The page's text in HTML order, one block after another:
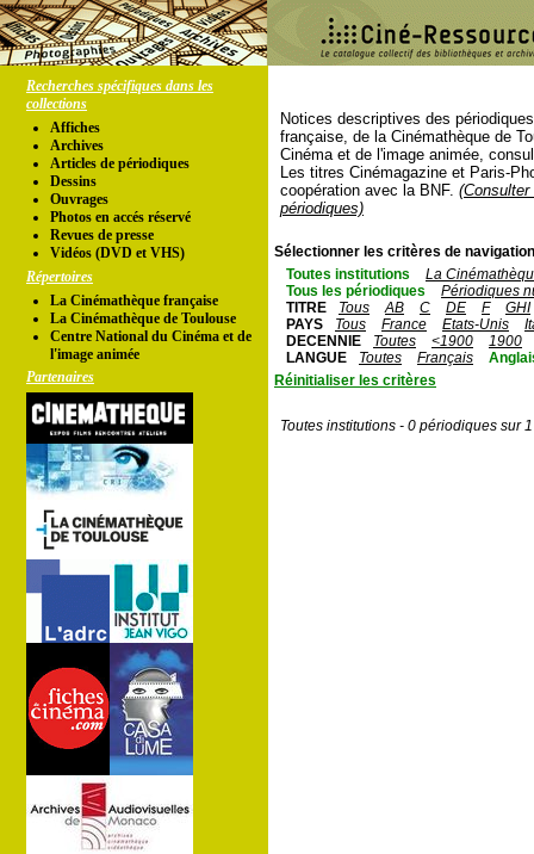
Recherches spécifiques dans les
collections
Affiches
Archives
Articles de périodiques
Dessins
Ouvrages
Photos en accés réservé
Revues de presse
Vidéos (DVD et VHS)
Répertoires
La Cinémathèque française
La Cinémathèque de Toulouse
Centre National du Cinéma et de
l'image animée
Partenaires
Notices descriptives des
française, de la Cinémathèque de
Cinéma et de l'image animée,
Les titres Cinémagazine et Paris-
coopération avec la BNF.
périodiques)
Sélectionner les critères de
Toutes institutions
La
Tous les périodiques
Périodiques
TITRE
Tous AB C DE F
GHI
PAYS
Tous France Etats-Unis
DECENNIE
Toutes <1900
1900
LANGUE
Toutes Français
Réinitialiser les critères
Toutes institutions - 0 périodiques sur